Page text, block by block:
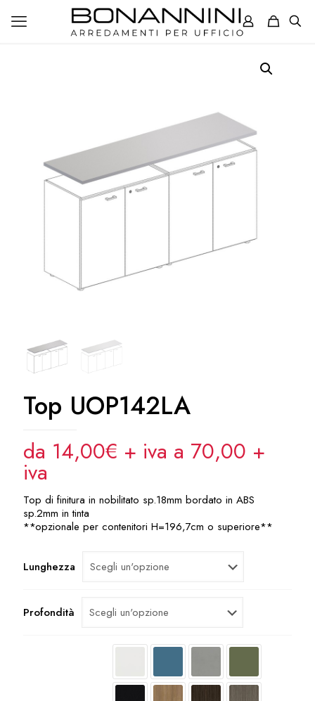
Top UOP142LA
da 14,00€ + iva a 70,00 +
iva
Top di finitura in nobilitato sp.18mm bordato in ABS
sp.2mm in tinta
**opzionale per contenitori H=196,7cm o superiore**
Lunghezza
Profondità